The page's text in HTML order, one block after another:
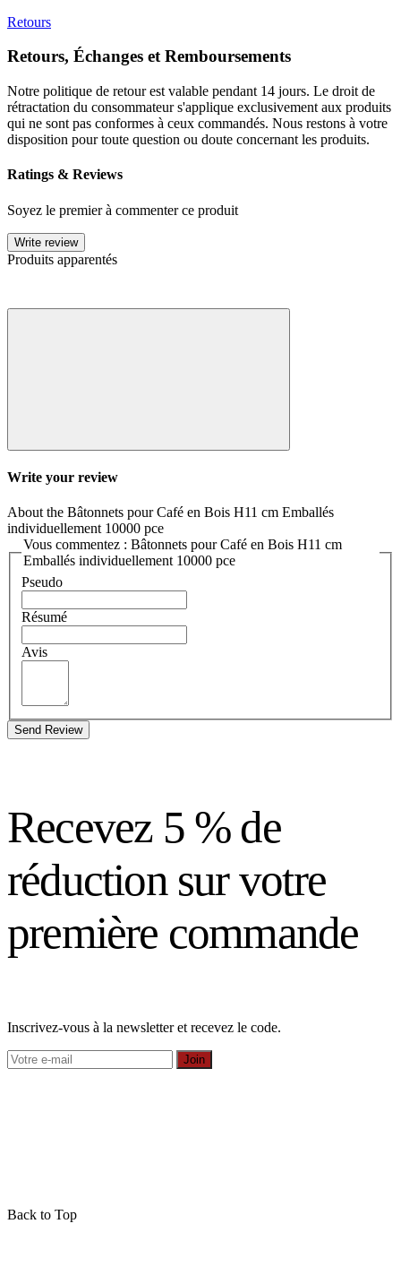
Retours
Retours, Échanges et Remboursements
Notre politique de retour est valable pendant 14 jours. Le droit de
rétractation du consommateur s'applique exclusivement aux produits
qui ne sont pas conformes à ceux commandés. Nous restons à votre
disposition pour toute question ou doute concernant les produits.
Ratings & Reviews
Soyez le premier à commenter ce produit
Write review
Produits apparentés
Write your review
About the Bâtonnets pour Café en Bois H11 cm Emballés
individuellement 10000 pce
Vous commentez : Bâtonnets pour Café en Bois H11 cm
Emballés individuellement 10000 pce
Pseudo
Résumé
Avis
Send Review
Recevez 5 % de
réduction sur votre
première commande
Inscrivez-vous à la newsletter et recevez le code.
Join
Back to Top